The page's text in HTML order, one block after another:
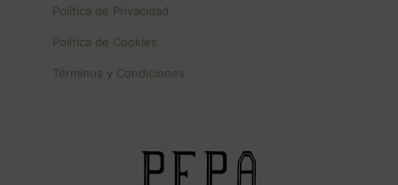
Política de Privacidad
Política de Cookies
Términos y Condiciones